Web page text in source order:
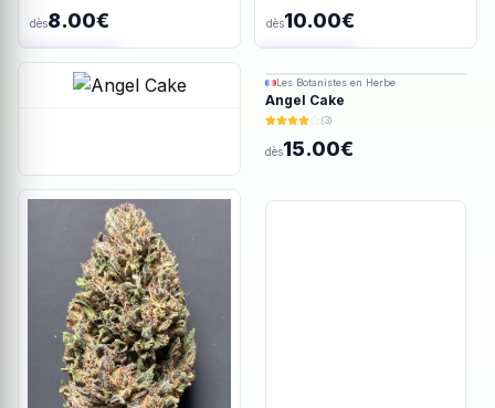
dès8.00€
Ajout rapide
dès10.00€
Les Botanistes en Herbe
Angel Cake
(3)
dès15.00€